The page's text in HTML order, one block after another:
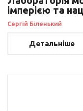
імперією та
Сергій Біленький
Детальніше